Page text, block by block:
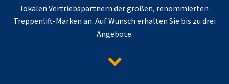
lokalen Vertriebspartnern der großen, renommierten
Treppenlift-Marken an. Auf Wunsch erhalten Sie bis zu drei
Angebote.